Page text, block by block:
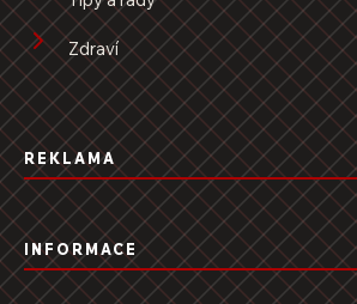
Zdraví
REKLAMA
INFORMACE